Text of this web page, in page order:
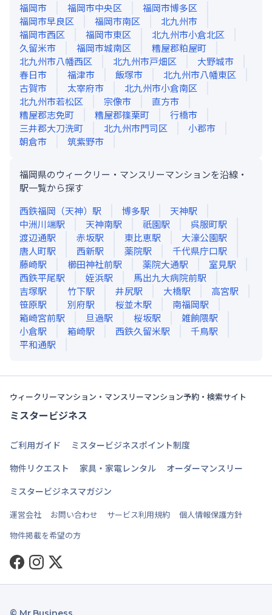
福岡市
福岡市中央区
福岡市博多区
福岡市早良区
福岡市南区
北九州市
福岡市西区
福岡市東区
北九州市小倉北区
久留米市
福岡市城南区
糟屋郡粕屋町
北九州市八幡西区
北九州市戸畑区
大野城市
春日市
福津市 飯塚市
北九州市八幡東区
古賀市
太宰府市
北九州市小倉南区
北九州市若松区
宗像市
直方市
糟屋郡志免町
糟屋郡篠栗町
行橋市
三井郡大刀洗町
北九州市門司区
小郡市
朝倉市
筑紫野市
福岡県のウィークリー・マンスリーマンションを沿線・
駅一覧から探す
西鉄福岡（天神） 駅 博多駅 天神駅
中洲川端駅 天神南駅 祇園駅 呉服町駅
渡辺通駅 赤坂駅 東比恵駅 大濠公園駅
唐人町駅 西新駅 薬院駅 千代県庁口駅
藤崎駅 櫛田神社前駅 薬院大通駅 室見駅
西鉄平尾駅 姪浜駅 馬出九大病院前駅
吉塚駅 竹下駅 井尻駅 大橋駅 高宮駅
笹原駅 別府駅 桜並木駅 南福岡駅
箱崎宮前駅 旦過駅 桜坂駅 雑餉隈駅
小倉駅 箱崎駅 西鉄久留米駅 千鳥駅
平和通駅
ウィークリーマンション・マンスリーマンション予約・検索サイト
ミスタービジネス
ご利用ガイド
ミスタービジネスポイント制度
物件リクエスト
家具・家電レンタル
オーダーマンスリー
ミスタービジネスマガジン
運営会社 お問い合わせ サービス利用規約
個人情報保護方針
物件掲載を希望の方
Facebook
Instagram
Twitter